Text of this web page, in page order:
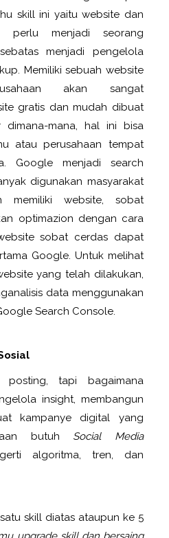
skill ini yaitu website dan
perlu menjadi seorang
menjadi pengelola
Memiliki sebuah website
akan sangat
gratis dan mudah dibuat
mana, hal ini bisa
atau perusahaan tempat
Google menjadi search
digunakan masyarakat
memiliki website, sobat
optimazion dengan cara
sobat cerdas dapat
Google. Untuk melihat
yang telah dilakukan,
data menggunakan
Search Console.
posting, tapi bagaimana
insight, membangun
kampanye digital yang
butuh Social Media
algoritma, tren, dan
skill diatas ataupun ke 5